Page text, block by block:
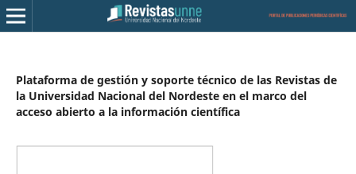
Plataforma de gestión y soporte técnico de las Revistas de
la Universidad Nacional del Nordeste en el marco del
acceso abierto a la información científica